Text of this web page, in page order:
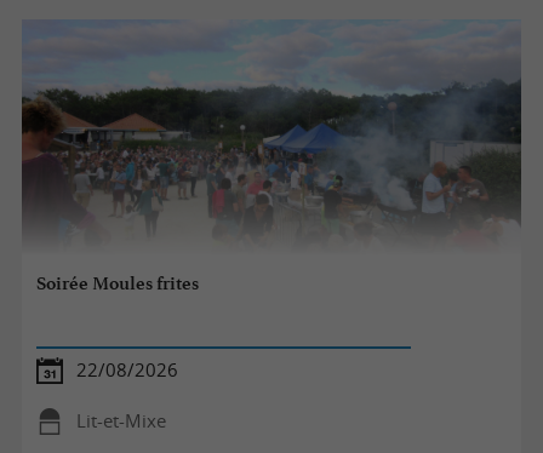
Soirée Moules frites
22/08/2026
Lit-et-Mixe